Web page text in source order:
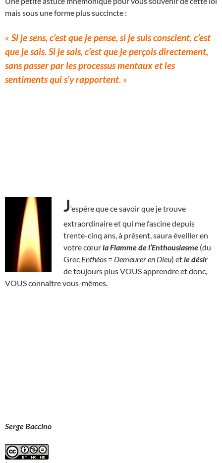
mais sous une forme plus succincte :
« Si je sens, c’est que je pense, si je suis conscient, c’est
que je sais. Si je sais, c’est que je perçois directement,
sans passer par les processus mentaux et les
sentiments qui s’y rapportent. »
J‘espère que ce savoir que je trouve
extraordinaire et qui me fascine depuis
trente-cinq ans, à présent, saura éveiller en
votre cœurla Flamme de l’Enthousiasme (du
Grec Enthéos = Demeurer en Dieu) etle désir
de toujours plus VOUS apprendre et donc,
VOUS connaître vous-mêmes.
Serge Baccino